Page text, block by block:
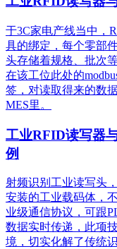
于3C家电产线当中，
具的绑定，每个零部
头存储着规格、批次
在该工位此处的
签，对读取得来的数
MES里。
工业RFID读写器
例
射频识别工业读写头
安装的工业载码体，
业级通信协议，可跟
数据实时传递，此项
境，切实化解了传统